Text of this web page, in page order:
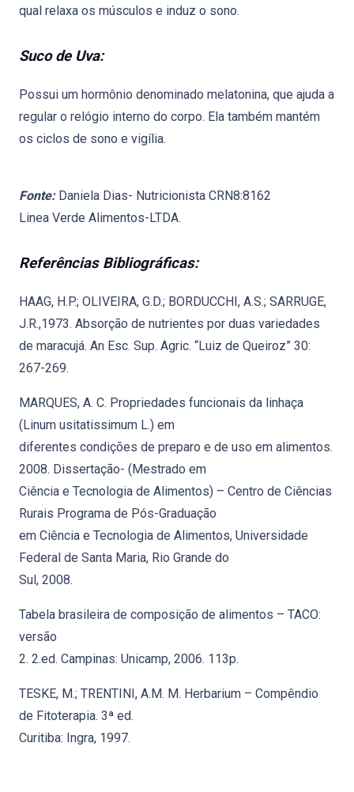
qual relaxa os músculos e induz o sono.
Suco de Uva:
Possui um hormônio denominado melatonina, que ajuda a
regular o relógio interno do corpo. Ela também mantém
os ciclos de sono e vigília.
Fonte:Daniela Dias- Nutricionista CRN8:8162
Linea Verde Alimentos-LTDA.
Referências Bibliográficas:
HAAG, H.P.; OLIVEIRA, G.D.; BORDUCCHI, A.S.; SARRUGE,
J.R.,1973. Absorção de nutrientes por duas variedades
de maracujá. An Esc. Sup. Agric. “Luiz de Queiroz” 30:
267-269.
MARQUES, A. C. Propriedades funcionais da linhaça
(Linum usitatissimum L.) em
diferentes condições de preparo e de uso em alimentos.
2008. Dissertação- (Mestrado em
Ciência e Tecnologia de Alimentos) – Centro de Ciências
Rurais Programa de Pós-Graduação
em Ciência e Tecnologia de Alimentos, Universidade
Federal de Santa Maria, Rio Grande do
Sul, 2008.
Tabela brasileira de composição de alimentos – TACO:
versão
2. 2.ed. Campinas: Unicamp, 2006. 113p.
TESKE, M.; TRENTINI, A.M. M. Herbarium – Compêndio
de Fitoterapia. 3ª ed.
Curitiba: Ingra, 1997.